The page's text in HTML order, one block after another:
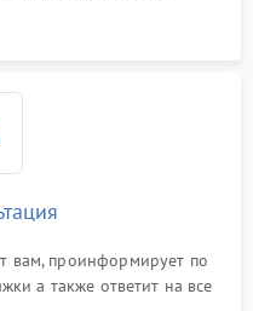
вам, проинформирует по
а также ответит на все